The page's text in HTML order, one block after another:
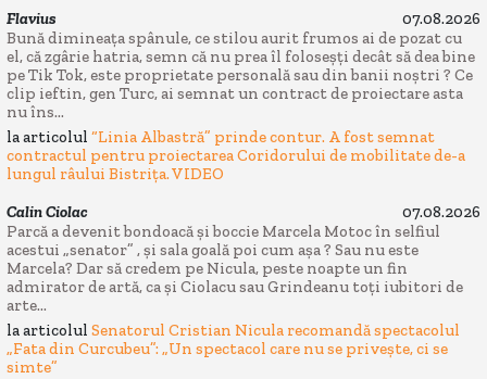
Flavius
07.08.2026
Bună dimineața spânule, ce stilou aurit frumos ai de pozat cu
el, că zgârie hatria, semn că nu prea îl foloseșți decât să dea bine
pe Tik Tok, este proprietate personală sau din banii noștri ? Ce
clip ieftin, gen Turc, ai semnat un contract de proiectare asta
nu îns...
la articolul “Linia Albastră” prinde contur. A fost semnat
contractul pentru proiectarea Coridorului de mobilitate de-a
lungul râului Bistrița. VIDEO
Calin Ciolac
07.08.2026
Parcă a devenit bondoacă și boccie Marcela Motoc în selfiul
acestui „senator” , și sala goală poi cum așa ? Sau nu este
Marcela? Dar să credem pe Nicula, peste noapte un fin
admirator de artă, ca și Ciolacu sau Grindeanu toți iubitori de
arte...
la articolul Senatorul Cristian Nicula recomandă spectacolul
„Fata din Curcubeu”: „Un spectacol care nu se privește, ci se
simte”